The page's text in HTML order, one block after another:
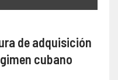
de adquisición
cubano